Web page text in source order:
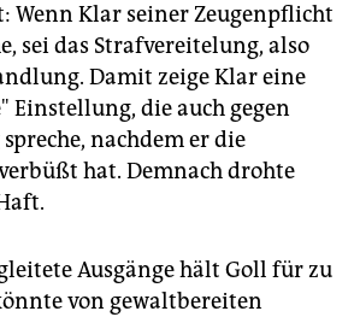
Wenn Klar seiner Zeugenpflicht
sei das Strafvereitelung, also
Damit zeige Klar eine
Einstellung, die auch gegen
nachdem er die
hat. Demnach drohte
Ausgänge hält Goll für zu
von gewaltbereiten